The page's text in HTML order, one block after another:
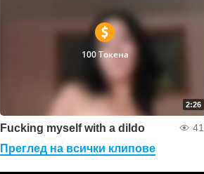
2:26
100 Токена
Fucking myself with a dildo
Преглед на всички клипове